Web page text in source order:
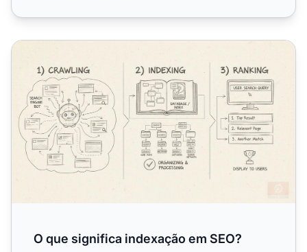
O que significa indexação em SEO?
O que significa indexação em SEO?